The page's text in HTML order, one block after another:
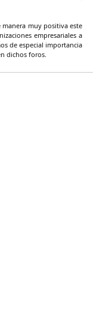
manera muy positiva este
empresariales a
de especial importancia
dichos foros.